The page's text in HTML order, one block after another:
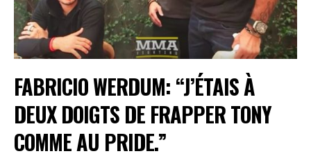
FABRICIO WERDUM: “J’ÉTAIS À
DEUX DOIGTS DE FRAPPER TONY
COMME AU PRIDE.”